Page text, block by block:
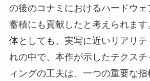
の後のコナミにおけるハードウ
蓄積にも貢献したと考えられま
体としても、実写に近いリアリ
れの中で、本作が示したテクス
ィングの工夫は、一つの重要な指